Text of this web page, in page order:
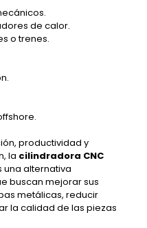
de calor.
o trenes.
productividad y
la cilindradora CNC
una alternativa
buscan mejorar sus
metálicas, reducir
la calidad de las piezas